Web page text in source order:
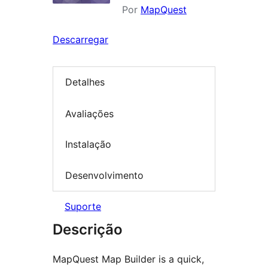
Por MapQuest
Descarregar
Detalhes
Avaliações
Instalação
Desenvolvimento
Suporte
Descrição
MapQuest Map Builder is a quick,